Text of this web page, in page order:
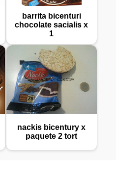
barrita bicenturi
chocolate sacialis x
1
nackis bicentury x
paquete 2 tort